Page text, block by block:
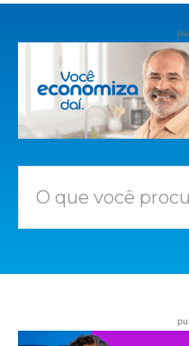
O que você